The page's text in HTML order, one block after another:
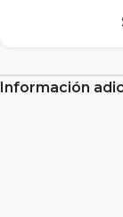
Información